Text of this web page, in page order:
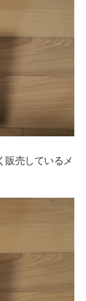
販売しているメ